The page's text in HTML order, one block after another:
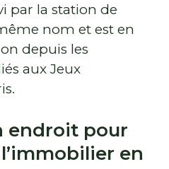
par la station de
nom et est en
depuis les
aux Jeux
endroit pour
en